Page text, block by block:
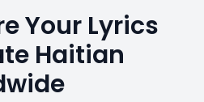
Your Lyrics
Haitian